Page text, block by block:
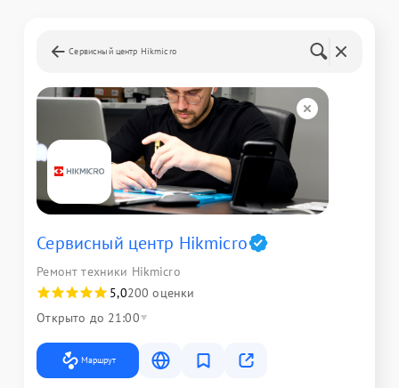
Сервисный центр Hikmicro
Сервисный центр Hikmicro
Ремонт техники Hikmicro
5,0200 оценки
Открыто до 21:00
Маршрут